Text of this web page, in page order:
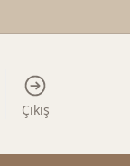
Çıkış